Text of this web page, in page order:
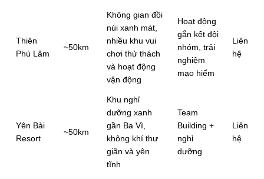
Thiên
Phú Lâm
~50km
Không gian đồi
núi xanh mát,
nhiều khu vui
chơi thử thách
và hoạt động
vận động
Hoạt động
gắn kết đội
nhóm, trải
nghiệm
mạo hiểm
Liên
hệ
Yên Bài
Resort
~50km
Khu nghỉ
dưỡng xanh
gần Ba Vì,
không khí thư
giãn và yên
tĩnh
Team
Building +
nghỉ
dưỡng
Liên
hệ